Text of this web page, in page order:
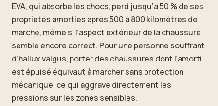
EVA, qui absorbe les chocs, perd jusqu’à 50 % de ses
propriétés amorties après 500 à 800 kilomètres de
marche, même si l’aspect extérieur de la chaussure
semble encore correct. Pour une personne souffrant
d’hallux valgus, porter des chaussures dont l’amorti
est épuisé équivaut à marcher sans protection
mécanique, ce qui aggrave directement les
pressions sur les zones sensibles.